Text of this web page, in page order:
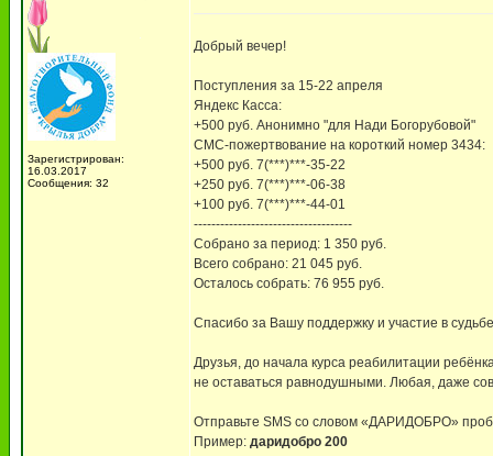
Зарегистрирован:
16.03.2017
Сообщения: 32
Добрый вечер!
Поступления за 15-22 апреля
Яндекс Касса:
+500 руб. Анонимно "для Нади Богорубовой"
СМС-пожертвование на короткий номер 3434:
+500 руб. 7(***)***-35-22
+250 руб. 7(***)***-06-38
+100 руб. 7(***)***-44-01
------------------------------------
Собрано за период: 1 350 руб.
Всего собрано: 21 045 руб.
Осталось собрать: 76 955 руб.
Спасибо за Вашу поддержку и участие в
Друзья, до начала курса реабилитации
не оставаться равнодушными. Любая, даже
Отправьте SMS со словом «ДАРИДОБРО»
Пример: даридобро 200